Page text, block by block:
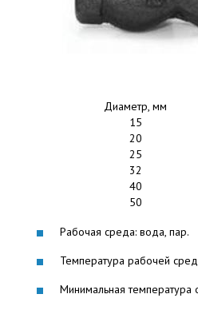
Диаметр, мм
15
20
25
32
40
50
Рабочая среда: вода, пар.
Температура рабочей
Минимальная